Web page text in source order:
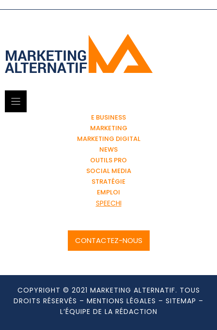
E BUSINESS
MARKETING
MARKETING DIGITAL
NEWS
OUTILS PRO
SOCIAL MEDIA
STRATÉGIE
EMPLOI
SPEECHI
CONTACTEZ-NOUS
COPYRIGHT © 2021 MARKETING ALTERNATIF. TOUS
DROITS RÉSERVÉS – MENTIONS LÉGALES – SITEMAP –
L’ÉQUIPE DE LA RÉDACTION